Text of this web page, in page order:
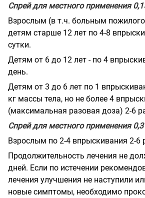
Спрей для местного применения
Взрослым (в т.ч. больным
детям старше 12 лет по 4-8
сутки.
Детям от 6 до 12 лет - по 4
день.
Детям от 3 до 6 лет по 1
кг массы тела, но не более 4
(максимальная разовая доза) 2-6
Спрей для местного применения
Взрослым по 2-4 впрыскивания 2-6
Продолжительность лечения не
дней. Если по истечении
лечения улучшения не наступили
новые симптомы, необходимо